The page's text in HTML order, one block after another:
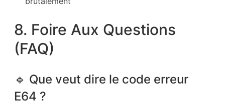
8. Foire Aux Questions
(FAQ)
🔹 Que veut dire le code erreur
E64 ?